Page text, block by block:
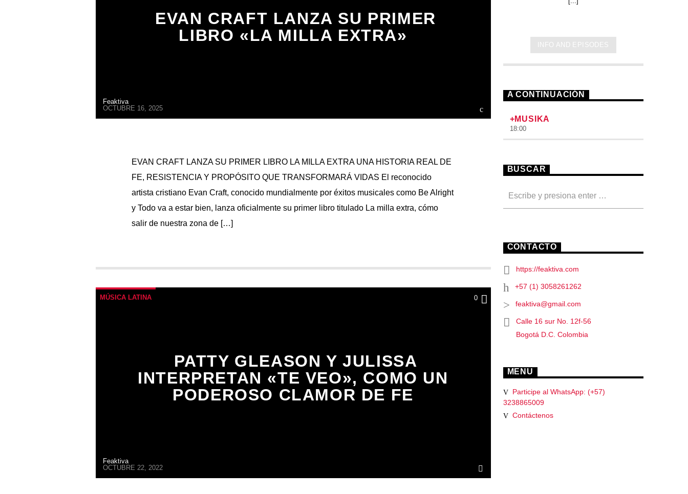
EVAN CRAFT LANZA SU PRIMER
LIBRO «LA MILLA EXTRA»
Feaktiva
OCTUBRE 16, 2025
EVAN CRAFT LANZA SU PRIMER LIBRO LA MILLA EXTRA UNA HISTORIA REAL DE
FE, RESISTENCIA Y PROPÓSITO QUE TRANSFORMARÁ VIDAS El reconocido
artista cristiano Evan Craft, conocido mundialmente por éxitos musicales como Be Alright
y Todo va a estar bien, lanza oficialmente su primer libro titulado La milla extra, cómo
salir de nuestra zona de […]
MÚSICA LATINA 0
PATTY GLEASON Y JULISSA
INTERPRETAN «TE VEO», COMO UN
PODEROSO CLAMOR DE FE
Feaktiva
OCTUBRE 22, 2022
INFO AND EPISODES
A CONTINUACIÓN
+MUSIKA
18:00
BUSCAR
CONTACTO
https://feaktiva.com
+57 (1) 3058261262
feaktiva@gmail.com
Calle 16 sur No. 12f-56
Bogotá D.C. Colombia
MENU
Participe al WhatsApp: (+57)
3238865009
Contáctenos